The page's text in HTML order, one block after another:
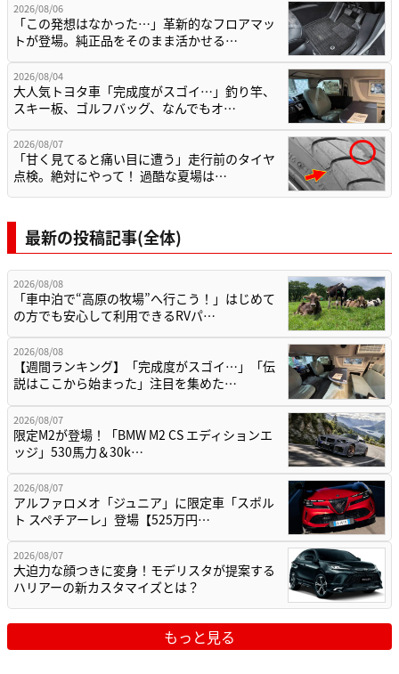
2026/08/06
「この発想はなかった…」革新的なフロアマッ
トが登場。純正品をそのまま活かせる…
2026/08/04
大人気トヨタ車「完成度がスゴイ…」釣り竿、
スキー板、ゴルフバッグ、なんでもオ…
2026/08/07
「甘く見てると痛い目に遭う」走行前のタイヤ
点検。絶対にやって！ 過酷な夏場は…
最新の投稿記事(全体)
2026/08/08
「車中泊で“高原の牧場”へ行こう！」はじめて
の方でも安心して利用できるRVパ…
2026/08/08
【週間ランキング】「完成度がスゴイ…」「伝
説はここから始まった」注目を集めた…
2026/08/07
限定M2が登場！「BMW M2 CS エディションエ
ッジ」530馬力＆30k…
2026/08/07
アルファロメオ「ジュニア」に限定車「スポル
ト スペチアーレ」登場【525万円…
2026/08/07
大迫力な顔つきに変身！モデリスタが提案する
ハリアーの新カスタマイズとは？
もっと見る